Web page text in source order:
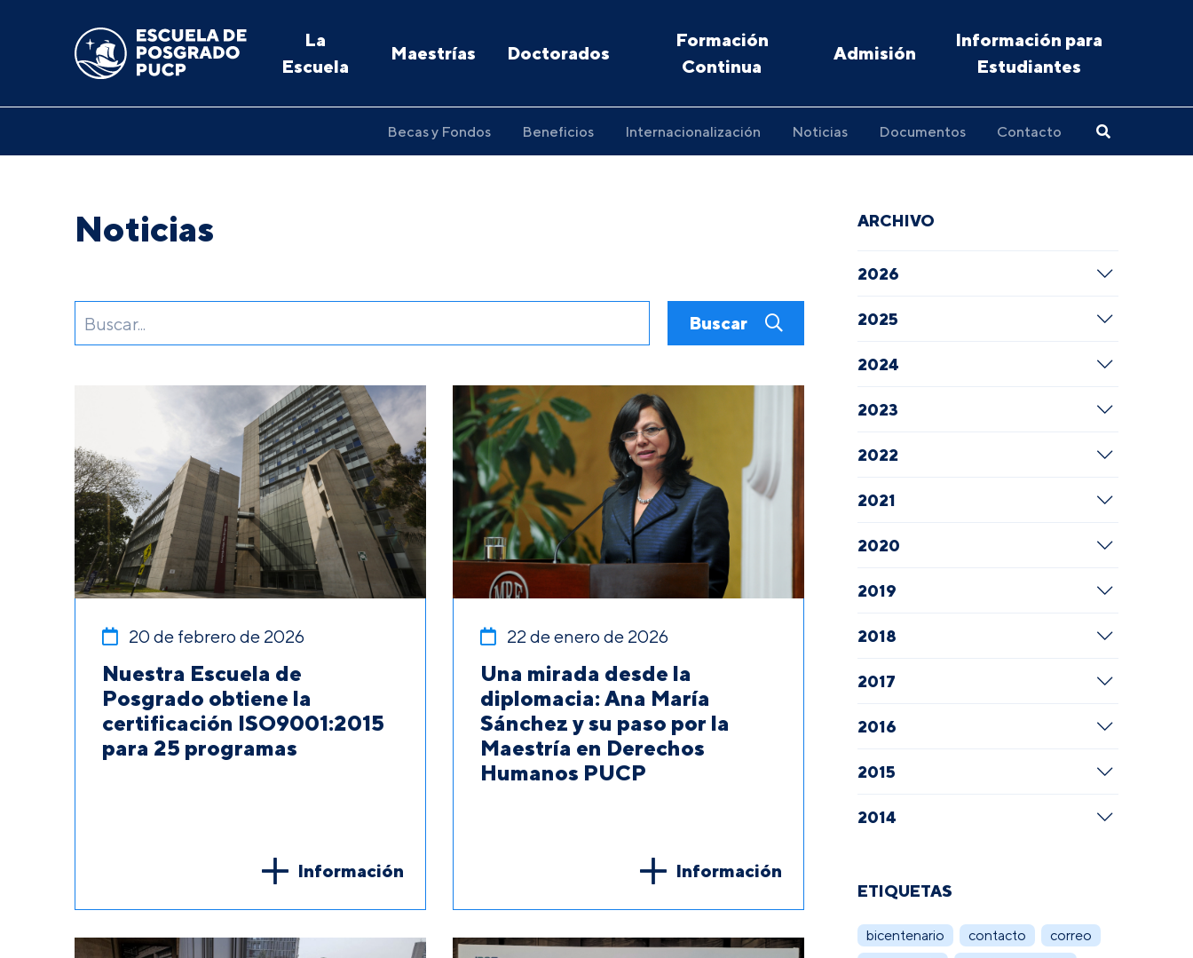
La
Escuela
Maestrías Doctorados
Formación
Continua
Admisión
Información para
Estudiantes
Becas y Fondos Beneficios Internacionalización Noticias Documentos Contacto
Noticias
Buscar
20 de febrero de 2026
Nuestra Escuela de
Posgrado obtiene la
certificación ISO9001:2015
para 25 programas
Información
22 de enero de 2026
Una mirada desde la
diplomacia: Ana María
Sánchez y su paso por la
Maestría en Derechos
Humanos PUCP
Información
ARCHIVO
2026
2025
2024
2023
2022
2021
2020
2019
2018
2017
2016
2015
2014
ETIQUETAS
bicentenario contacto
correo